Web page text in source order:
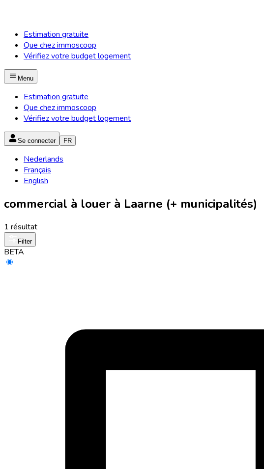
Estimation gratuite
Que chez immoscoop
Vérifiez votre budget logement
Menu
Estimation gratuite
Que chez immoscoop
Vérifiez votre budget logement
Se connecter FR
Nederlands
Français
English
commercial à louer à Laarne (+ municipalités)
1 résultat
Filter
BETA